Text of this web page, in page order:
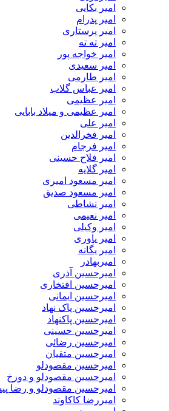
امیر بکایی
امیر پدرام
امیر پرستاری
امیر ته ته
امیر خواجه پور
امیر سعیدی
امیر طارمی
امیر عباس گلاب
امیر عظیمی
امیر عظیمی و میلاد بابایی
امیر علی
امیر فخرالدین
امیر فرجام
امیر فلاح حسینی
امیر گلایه
امیر مسعود امیری
امیر مسعود صدیق
امیر نشاطی
امیر نعیمی
امیر وکیلی
امیر یاوری
امیر یگانه
امیربهادر
امیرحسین آذری
امیرحسین افتخاری
امیرحسین ایمانی
امیرحسین پاک نهاد
امیرحسین پاکنهاد
امیرحسین حسینی
امیرحسین رضائی
امیرحسین متقیان
امیرحسین مقصودلو
امیرحسین مقصودلو و دوزخ
امیرحسین مقصودلو و رضا پیشرو
امیررضا کاکاوند